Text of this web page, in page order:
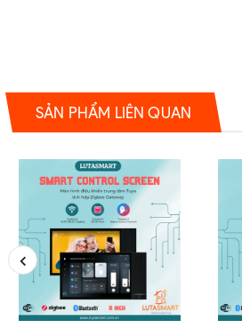
SẢN PHẨM LIÊN QUAN